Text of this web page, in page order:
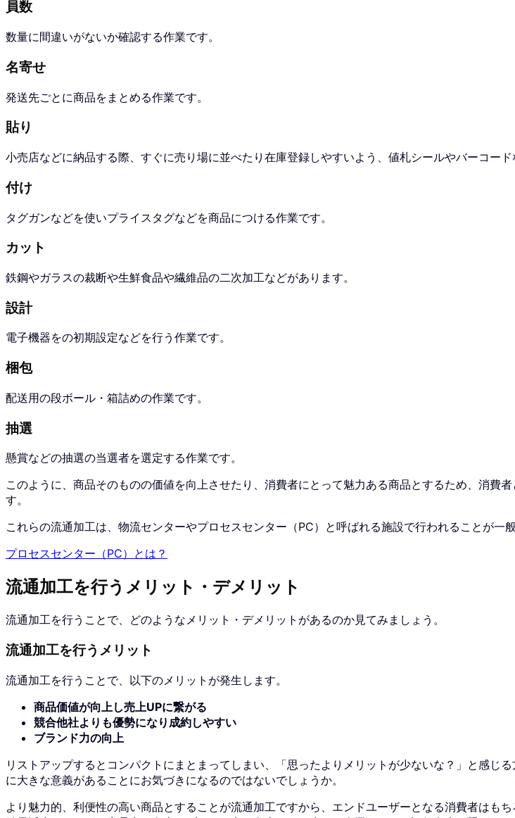
員数
数量に間違いがないか確認する作業です。
名寄せ
発送先ごとに商品をまとめる作業です。
貼り
小売店などに納品する際、すぐに売り場に並べたり在庫登録しやすいよう、値札シールやバーコード
付け
タグガンなどを使いプライスタグなどを商品につける作業です。
カット
鉄鋼やガラスの裁断や生鮮食品や繊維品の二次加工などがあります。
設計
電子機器をの初期設定などを行う作業です。
梱包
配送用の段ボール・箱詰めの作業です。
抽選
懸賞などの抽選の当選者を選定する作業です。
このように、商品そのものの価値を向上させたり、消費者にとって魅力ある商品とするため、消費
す。
これらの流通加工は、物流センターやプロセスセンター（PC）と呼ばれる施設で行われることが一般
プロセスセンター（PC）とは？
流通加工を行うメリット・デメリット
流通加工を行うことで、どのようなメリット・デメリットがあるのか見てみましょう。
流通加工を行うメリット
流通加工を行うことで、以下のメリットが発生します。
商品価値が向上し売上UPに繋がる
競合他社よりも優勢になり成約しやすい
ブランド力の向上
リストアップするとコンパクトにまとまってしまい、「思ったよりメリットが少ないな？」と感じ
に大きな意義があることにお気づきになるのではないでしょうか。
より魅力的、利便性の高い商品とすることが流通加工ですから、エンドユーザーとなる消費者はも